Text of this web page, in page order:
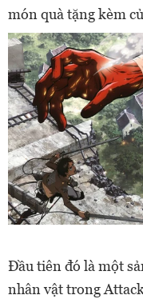
món quà tặng kèm
Đầu tiên đó là một
nhân vật trong